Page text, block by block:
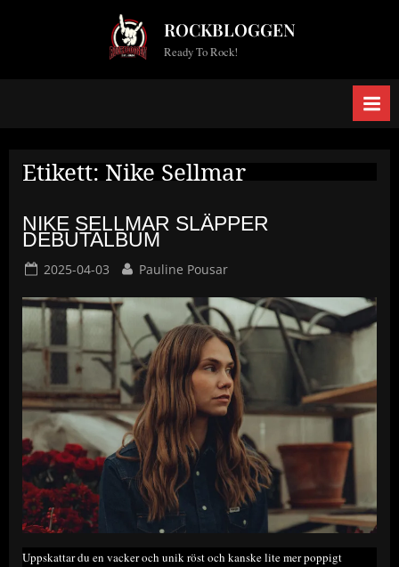
ROCKBLOGGEN
Ready To Rock!
Etikett: Nike Sellmar
NIKE SELLMAR SLÄPPER
DEBUTALBUM
Posted
2025-04-03 By
Pauline Pousar
Uppskattar du en vacker och unik röst och kanske lite mer poppigt